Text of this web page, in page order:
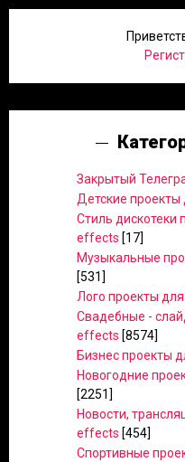
Закрытый
Детские
Стиль дискотеки
effects [17]
Музыкальные
[531]
Лого проекты
Свадебные -
effects [8574]
Бизнес проекты
Новогодние
[2251]
Новости,
effects [454]
Спортивные